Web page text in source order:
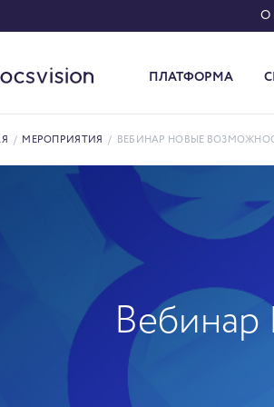
О
ПЛАТФОРМА
/ МЕРОПРИЯТИЯ / ВЕБИНАР НОВЫЕ
Вебинар